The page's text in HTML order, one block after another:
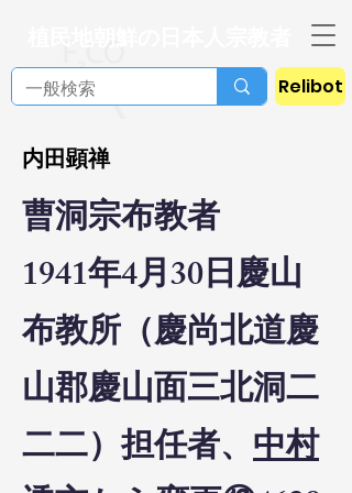
Relibot
内田顕禅
曹洞宗布教者
1941年4月30日慶山
布教所（慶尚北道慶
山郡慶山面三北洞二
二二）担任者、 中村